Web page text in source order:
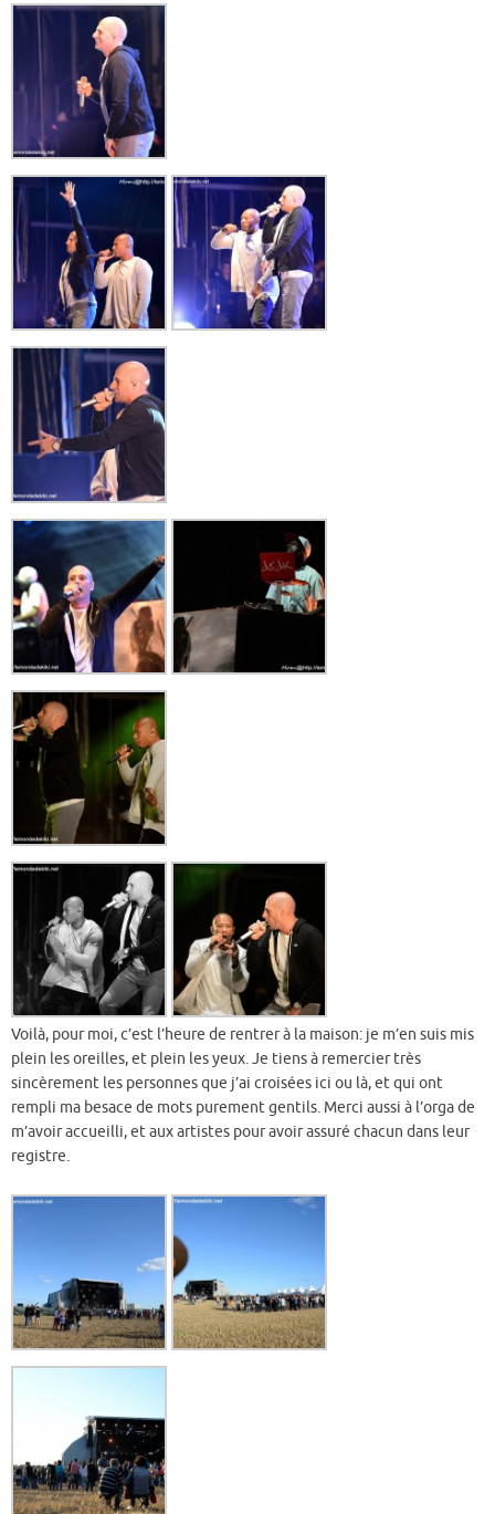
Voilà, pour moi, c’est l’heure de rentrer à la maison: je m’en suis mis
plein les oreilles, et plein les yeux. Je tiens à remercier très
sincèrement les personnes que j’ai croisées ici ou là, et qui ont
rempli ma besace de mots purement gentils. Merci aussi à l’orga de
m’avoir accueilli, et aux artistes pour avoir assuré chacun dans leur
registre.